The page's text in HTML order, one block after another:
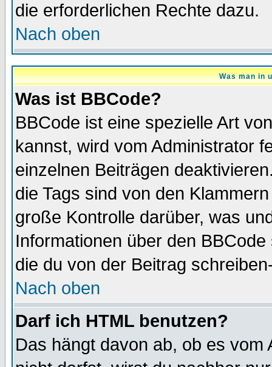
die erforderlichen Rechte dazu.
Nach oben
Was man in
Was ist BBCode?
BBCode ist eine spezielle Art
kannst, wird vom Administrator
einzelnen Beiträgen
die Tags sind von den
große Kontrolle darüber, was
Informationen über den
die du von der Beitrag
Nach oben
Darf ich HTML benutzen?
Das hängt davon ab, ob es